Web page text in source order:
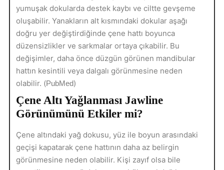
yumuşak dokularda destek kaybı ve ciltte gevşeme
oluşabilir. Yanakların alt kısmındaki dokular aşağı
doğru yer değiştirdiğinde çene hattı boyunca
düzensizlikler ve sarkmalar ortaya çıkabilir. Bu
değişimler, daha önce düzgün görünen mandibular
hattın kesintili veya dalgalı görünmesine neden
olabilir. (PubMed)
Çene Altı Yağlanması Jawline
Görünümünü Etkiler mi?
Çene altındaki yağ dokusu, yüz ile boyun arasındaki
geçişi kapatarak çene hattının daha az belirgin
görünmesine neden olabilir. Kişi zayıf olsa bile